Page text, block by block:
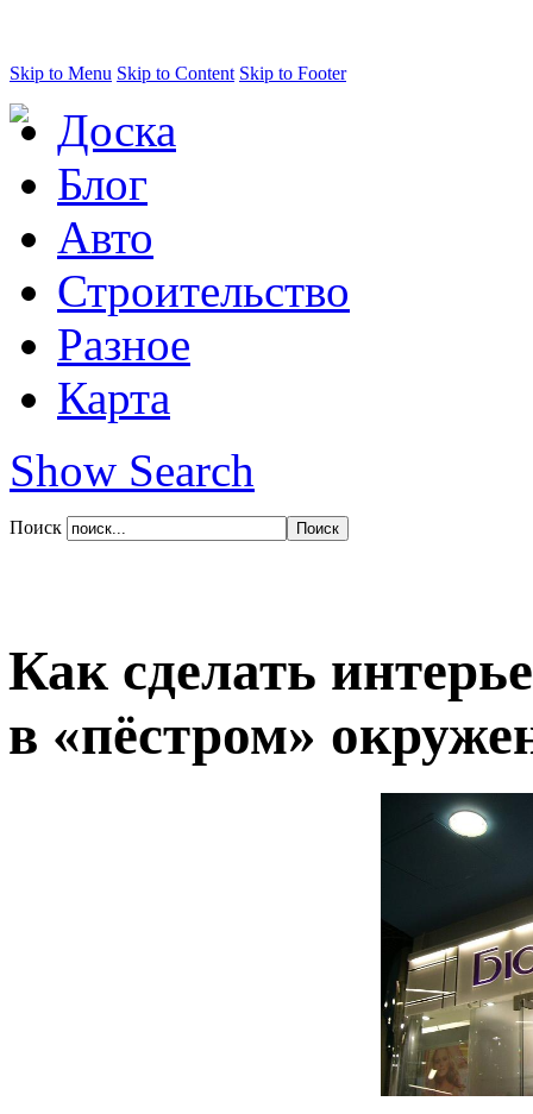
Skip to Menu Skip to Content Skip to Footer
Доска
Блог
Авто
Строительство
Разное
Карта
Show Search
Поиск
Как сделать
в «пёстром»